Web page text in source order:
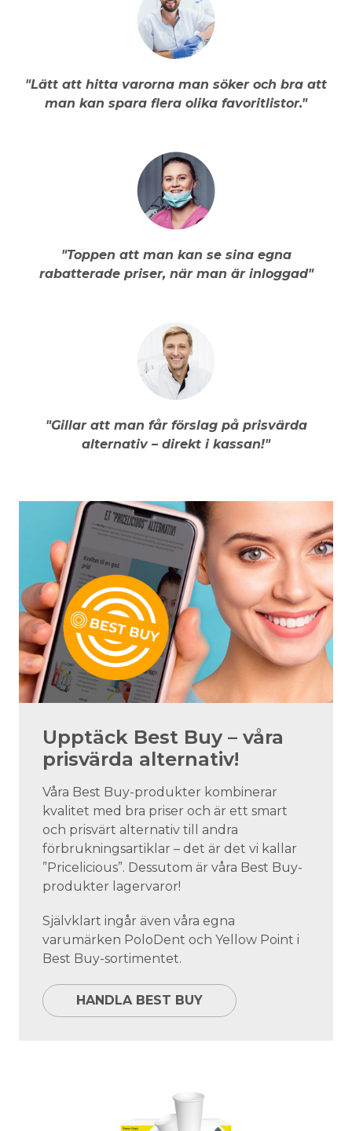
"Lätt att hitta varorna man söker och bra att
man kan spara flera olika favoritlistor."
"Toppen att man kan se sina egna
rabatterade priser, när man är inloggad"
"Gillar att man får förslag på prisvärda
alternativ – direkt i kassan!"
Upptäck Best Buy – våra
prisvärda alternativ!
Våra Best Buy-produkter kombinerar
kvalitet med bra priser och är ett smart
och prisvärt alternativ till andra
förbrukningsartiklar – det är det vi kallar
”Pricelicious”. Dessutom är våra Best Buy-
produkter lagervaror!
Självklart ingår även våra egna
varumärken PoloDent och Yellow Point i
Best Buy-sortimentet.
HANDLA BEST BUY